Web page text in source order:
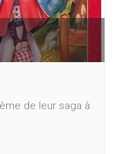
de leur saga à